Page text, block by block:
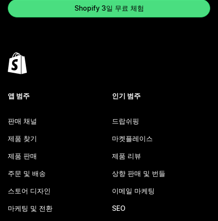
Shopify 3일 무료 체험
앱 범주
판매 채널
제품 찾기
제품 판매
주문 및 배송
스토어 디자인
마케팅 및 전환
인기 범주
드랍쉬핑
마켓플레이스
제품 리뷰
상향 판매 및 번들
이메일 마케팅
SEO